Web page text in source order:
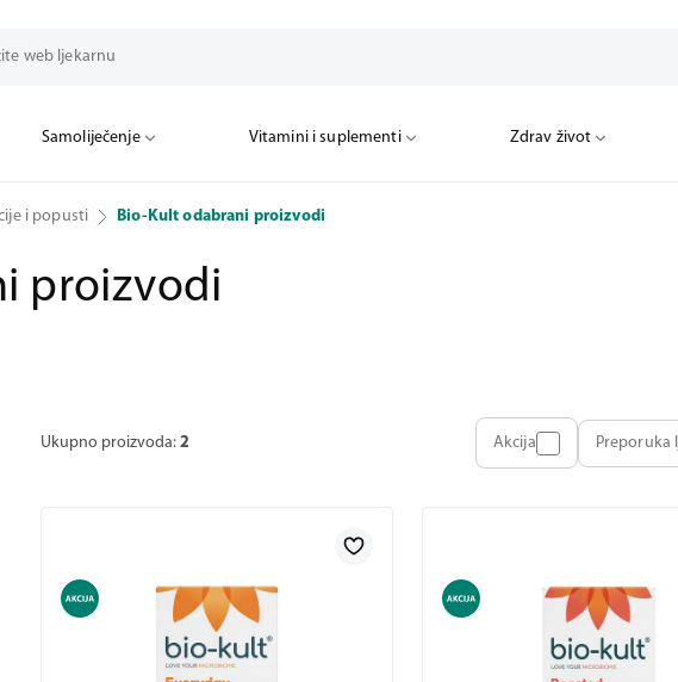
Samoliječenje Vitamini i suplementi Zdrav život
Samoliječenje Vitamini i suplementi Zdrav život
i popusti Bio-Kult odabrani proizvodi
proizvodi
Ukupno proizvoda: 2 Akcija Preporuka